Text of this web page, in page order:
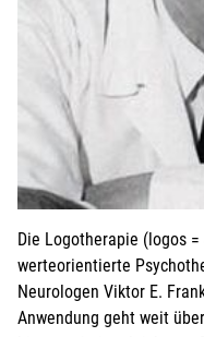
Ich melde weitere
Bei
Kind mit anmelden
Die Logotherapie (logos
werteorientierte
Neurologen Viktor E.
Anwendung geht weit